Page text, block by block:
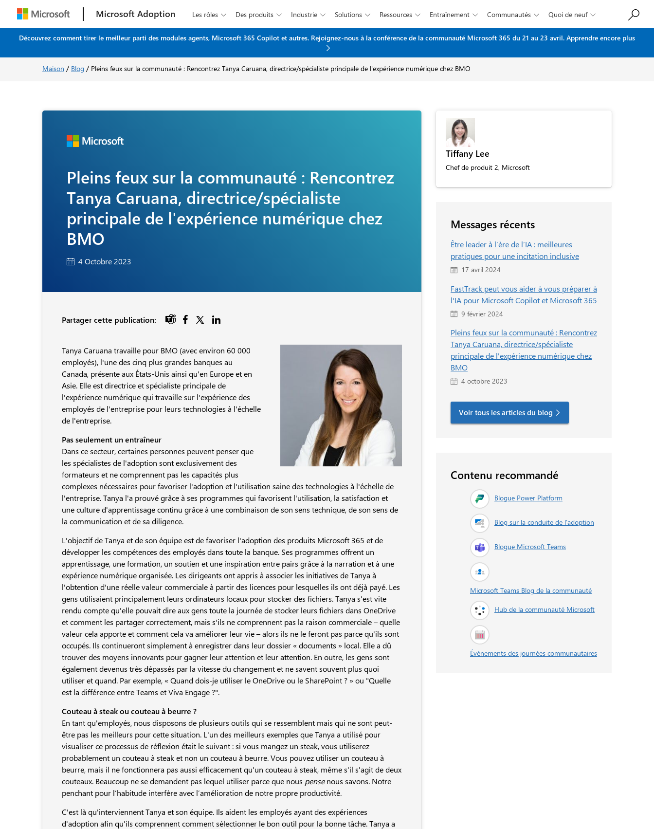
Microsoft Adoption Les rôles  Des produits  Industrie  Solutions  Ressources  Entraînement  Communautés  Quoi de neuf 
Passer au contenu principal
Découvrez comment tirer le meilleur parti des modules agents, Microsoft 365 Copilot et autres. Rejoignez-nous à la conférence de la communauté Microsoft 365 du 21 au 23 avril. Apprendre encore plus
Maison / Blog / Pleins feux sur la communauté : Rencontrez Tanya Caruana, directrice/spécialiste principale de l'expérience numérique chez BMO
Pleins feux sur la communauté : Rencontrez
Tanya Caruana, directrice/spécialiste
principale de l'expérience numérique chez
BMO
4 Octobre 2023
Partager cette publication: 
Tanya Caruana travaille pour BMO (avec environ 60 000
employés), l'une des cinq plus grandes banques au
Canada, présente aux États-Unis ainsi qu'en Europe et en
Asie. Elle est directrice et spécialiste principale de
l'expérience numérique qui travaille sur l'expérience des
employés de l'entreprise pour leurs technologies à l'échelle
de l'entreprise.
Pas seulement un entraîneur
Dans ce secteur, certaines personnes peuvent penser que
les spécialistes de l'adoption sont exclusivement des
formateurs et ne comprennent pas les capacités plus
complexes nécessaires pour favoriser l'adoption et l'utilisation saine des technologies à l'échelle de
l'entreprise. Tanya l'a prouvé grâce à ses programmes qui favorisent l'utilisation, la satisfaction et
une culture d'apprentissage continu grâce à une combinaison de son sens technique, de son sens de
la communication et de sa diligence.
L'objectif de Tanya et de son équipe est de favoriser l'adoption des produits Microsoft 365 et de
développer les compétences des employés dans toute la banque. Ses programmes offrent un
apprentissage, une formation, un soutien et une inspiration entre pairs grâce à la narration et à une
expérience numérique organisée. Les dirigeants ont appris à associer les initiatives de Tanya à
l'obtention d'une réelle valeur commerciale à partir des licences pour lesquelles ils ont déjà payé. Les
gens utilisaient principalement leurs ordinateurs locaux pour stocker des fichiers. Tanya s'est vite
rendu compte qu'elle pouvait dire aux gens toute la journée de stocker leurs fichiers dans OneDrive
et comment les partager correctement, mais s'ils ne comprennent pas la raison commerciale – quelle
valeur cela apporte et comment cela va améliorer leur vie – alors ils ne le feront pas parce qu'ils sont
occupés. Ils continueront simplement à enregistrer dans leur dossier « documents » local. Elle a dû
trouver des moyens innovants pour gagner leur attention et leur attention. En outre, les gens sont
également devenus très dépassés par la vitesse du changement et ne savent souvent plus quoi
utiliser et quand. Par exemple, « Quand dois-je utiliser le OneDrive ou le SharePoint ? » ou "Quelle
est la différence entre Teams et Viva Engage ?".
Couteau à steak ou couteau à beurre ?
En tant qu'employés, nous disposons de plusieurs outils qui se ressemblent mais qui ne sont peut-
être pas les meilleurs pour cette situation. L'un des meilleurs exemples que Tanya a utilisé pour
visualiser ce processus de réflexion était le suivant : si vous mangez un steak, vous utiliserez
probablement un couteau à steak et non un couteau à beurre. Vous pouvez utiliser un couteau à
beurre, mais il ne fonctionnera pas aussi efficacement qu'un couteau à steak, même s'il s'agit de deux
couteaux. Beaucoup ne se demandent pas lequel utiliser parce que nous pensenous savons. Notre
penchant pour l’habitude interfère avec l’amélioration de notre propre productivité.
C'est là qu'interviennent Tanya et son équipe. Ils aident les employés ayant des expériences
d'adoption afin qu'ils comprennent comment sélectionner le bon outil pour la bonne tâche. Tanya a
Tiffany Lee
Chef de produit 2, Microsoft
Messages récents
Être leader à l’ère de l’IA : meilleures
pratiques pour une incitation inclusive
17 avril 2024
FastTrack peut vous aider à vous préparer à
l'IA pour Microsoft Copilot et Microsoft 365
9 février 2024
Pleins feux sur la communauté : Rencontrez
Tanya Caruana, directrice/spécialiste
principale de l'expérience numérique chez
BMO
4 octobre 2023
Voir tous les articles du blog
Contenu recommandé
Blogue Power Platform
Blog sur la conduite de l'adoption
Blogue Microsoft Teams
Microsoft Teams Blog de la communauté
Hub de la communauté Microsoft
Événements des journées communautaires